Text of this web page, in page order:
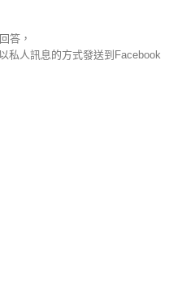
答，
私人訊息的方式發送到Facebook